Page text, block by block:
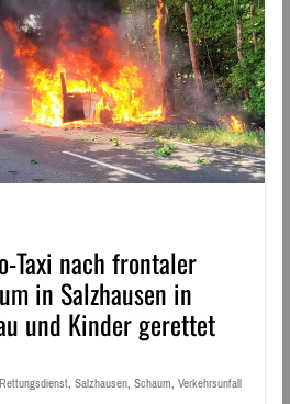
Taxi nach frontaler
in Salzhausen in
und Kinder gerettet
Rettungsdienst, Salzhausen, Schaum, Verkehrsunfall